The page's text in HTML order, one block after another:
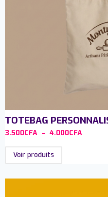
TOTEBAG
3.500CFA – 4.000CFA
Voir produits